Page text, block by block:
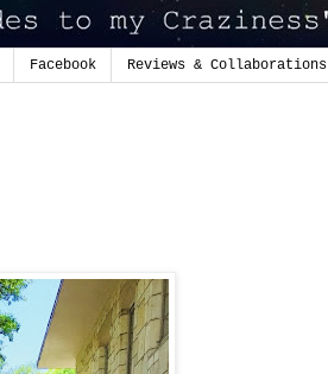
Facebook Reviews & Collaborations